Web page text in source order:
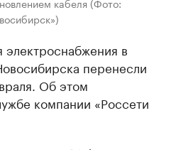
электроснабжения в
перенесли
Об этом
компании «Россети